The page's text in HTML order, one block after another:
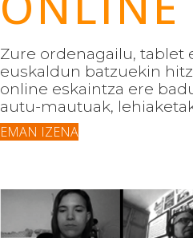
Zure ordenagailu, tablet
euskaldun batzuekin
online eskaintza ere
autu-mautuak,
EMAN IZENA